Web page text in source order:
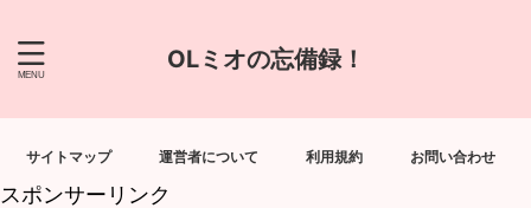
OLミオの忘備録！
サイトマップ 運営者について 利用規約 お問い合わせ
スポンサーリンク